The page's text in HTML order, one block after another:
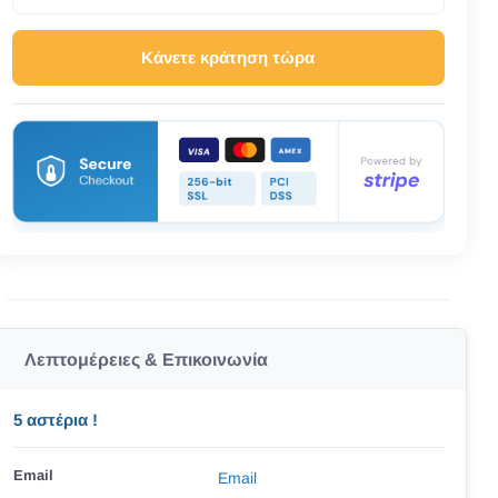
Κάνετε κράτηση τώρα
Λεπτομέρειες & Επικοινωνία
5 αστέρια !
Email Email